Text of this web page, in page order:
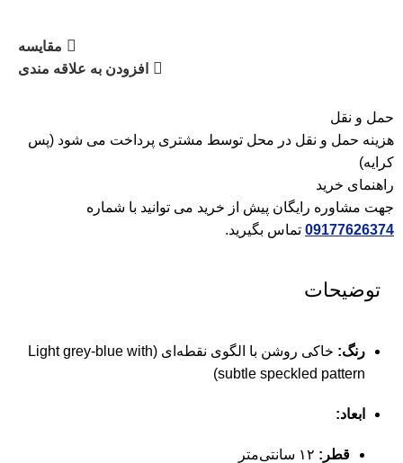
مقایسه
افزودن به علاقه مندی
حمل و نقل
هزینه حمل و نقل در محل توسط مشتری پرداخت می شود (پس
کرایه)
راهنمای خرید
جهت مشاوره رایگان پیش از خرید می توانید با شماره
09177626374 تماس بگیرید.
توضیحات
رنگ:
خاکی روشن با الگوی نقطه‌ای (Light grey-blue with
subtle speckled pattern)
ابعاد:
قطر: